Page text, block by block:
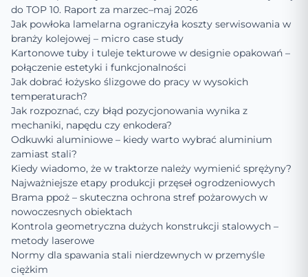
do TOP 10. Raport za marzec–maj 2026
Jak powłoka lamelarna ograniczyła koszty serwisowania w
branży kolejowej – micro case study
Kartonowe tuby i tuleje tekturowe w designie opakowań –
połączenie estetyki i funkcjonalności
Jak dobrać łożysko ślizgowe do pracy w wysokich
temperaturach?
Jak rozpoznać, czy błąd pozycjonowania wynika z
mechaniki, napędu czy enkodera?
Odkuwki aluminiowe – kiedy warto wybrać aluminium
zamiast stali?
Kiedy wiadomo, że w traktorze należy wymienić sprężyny?
Najważniejsze etapy produkcji przęseł ogrodzeniowych
Brama ppoż – skuteczna ochrona stref pożarowych w
nowoczesnych obiektach
Kontrola geometryczna dużych konstrukcji stalowych –
metody laserowe
Normy dla spawania stali nierdzewnych w przemyśle
ciężkim